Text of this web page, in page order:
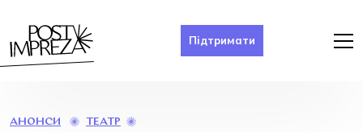
Підтримати
АНОНСИ ТЕАТР